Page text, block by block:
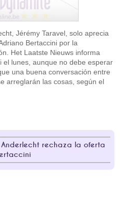
Jérémy Taravel, solo aprecia
Bertaccini por la
Het Laatste Nieuws informa
el lunes, aunque no debe esperar
una buena conversación entre
arreglarán las cosas, según el
Anderlecht rechaza la oferta